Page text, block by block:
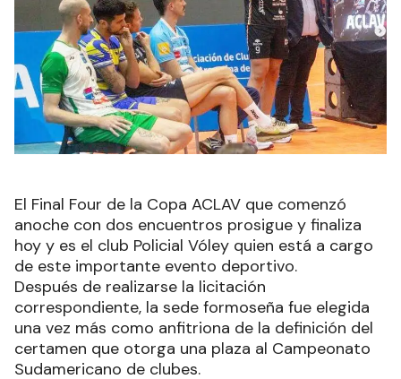
El Final Four de la Copa ACLAV que comenzó
anoche con dos encuentros prosigue y finaliza
hoy y es el club Policial Vóley quien está a cargo
de este importante evento deportivo.
Después de realizarse la licitación
correspondiente, la sede formoseña fue elegida
una vez más como anfitriona de la definición del
certamen que otorga una plaza al Campeonato
Sudamericano de clubes.